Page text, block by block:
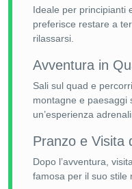
Ideale per principianti
preferisce restare a
rilassarsi.
Avventura in
Sali sul quad e
montagne e paesaggi
un’esperienza
Pranzo e Visita
Dopo l’avventura,
famosa per il suo stile